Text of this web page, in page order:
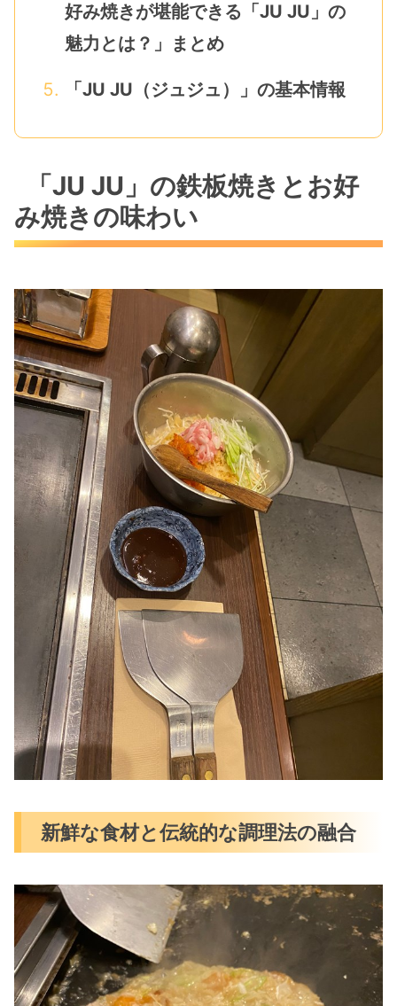
好み焼きが堪能できる「JU JU」の
魅力とは？」まとめ
「JU JU（ジュジュ）」の基本情報
「JU JU」の鉄板焼きとお好
み焼きの味わい
新鮮な食材と伝統的な調理法の融合